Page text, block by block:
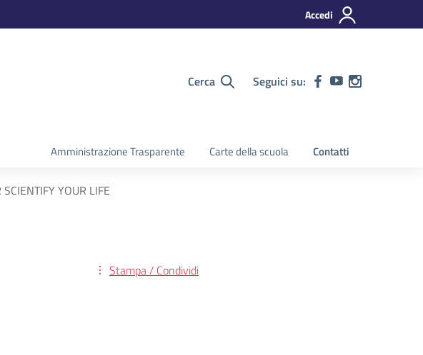
Accedi
Cerca Seguici su:
Amministrazione Trasparente Carte della scuola Contatti
YOUR LIFE
Stampa / Condividi